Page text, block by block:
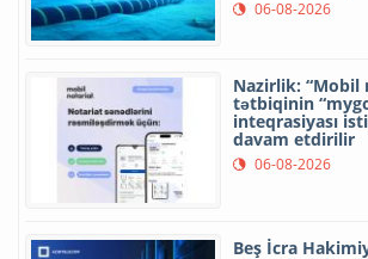
06-08-2026
Nazirlik: “Mobil
tətbiqinin
inteqrasiyası
davam etdirilir
06-08-2026
Beş İcra